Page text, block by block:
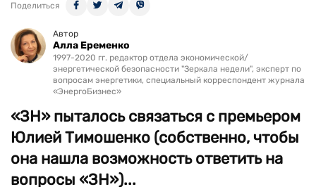
Поделиться
Автор
Алла Еременко
1997-2020 гг. редактор отдела экономической/
энергетической безопасности "Зеркала недели", эксперт по
вопросам энергетики, специальный корреспондент журнала
«ЭнергоБизнес»
«ЗН» пыталось связаться с премьером
Юлией Тимошенко (собственно, чтобы
она нашла возможность ответить на
вопросы «ЗН»)...